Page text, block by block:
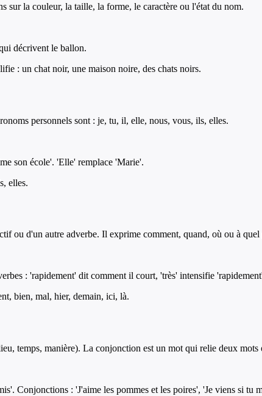
la couleur, la taille, la forme, le caractère ou l'état du nom.
décrivent le ballon.
: un chat noir, une maison noire, des chats noirs.
personnels sont : je, tu, il, elle, nous, vous, ils, elles.
son école'. 'Elle' remplace 'Marie'.
elles.
ou d'un autre adverbe. Il exprime comment, quand, où ou à quel
: 'rapidement' dit comment il court, 'très' intensifie
bien, mal, hier, demain, ici, là.
temps, manière). La conjonction est un mot qui relie deux mots
Conjonctions : 'J'aime les pommes et les poires', 'Je viens si tu